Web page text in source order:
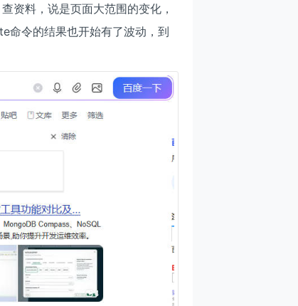
资料，说是页面大范围的变化，
命令的结果也开始有了波动，到